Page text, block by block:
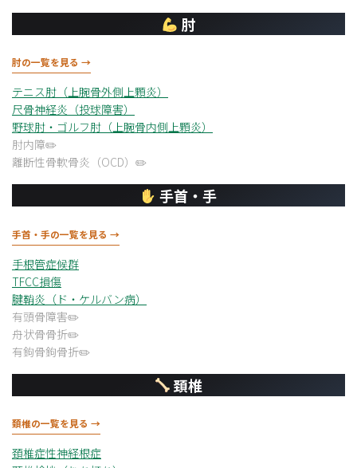
肘
肘の一覧を見る →
テニス肘（上腕骨外側上顆炎）
尺骨神経炎（投球障害）
野球肘・ゴルフ肘（上腕骨内側上顆炎）
肘内障
離断性骨軟骨炎（OCD）
手首・手
手首・手の一覧を見る →
手根管症候群
TFCC損傷
腱鞘炎（ド・ケルバン病）
有頭骨障害
舟状骨骨折
有鉤骨鉤骨折
頚椎
頚椎の一覧を見る →
頚椎症性神経根症